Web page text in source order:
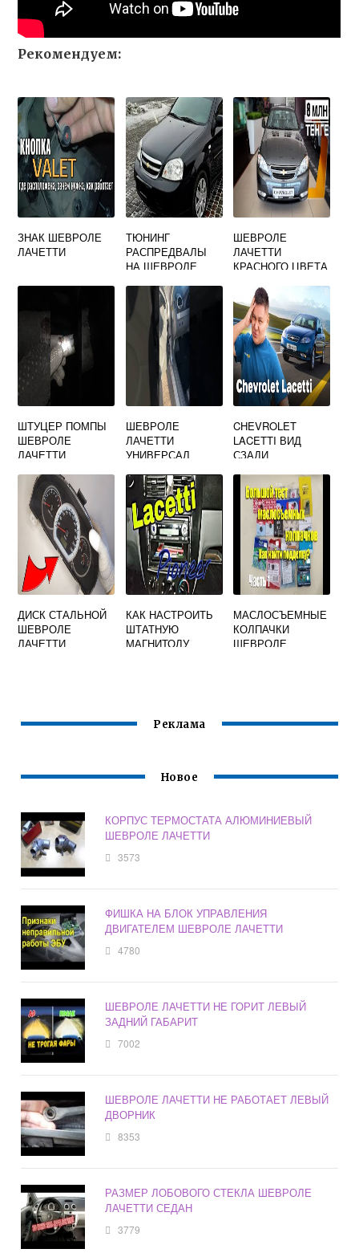
Рекомендуем:
ЗНАК ШЕВРОЛЕ
ЛАЧЕТТИ
ТЮНИНГ
РАСПРЕДВАЛЫ
НА ШЕВРОЛЕ
ШЕВРОЛЕ
ЛАЧЕТТИ
КРАСНОГО ЦВЕТА
ШТУЦЕР ПОМПЫ
ШЕВРОЛЕ
ЛАЧЕТТИ
ШЕВРОЛЕ
ЛАЧЕТТИ
УНИВЕРСАЛ
CHEVROLET
LACETTI ВИД
СЗАДИ
ДИСК СТАЛЬНОЙ
ШЕВРОЛЕ
ЛАЧЕТТИ
КАК НАСТРОИТЬ
ШТАТНУЮ
МАГНИТОЛУ
МАСЛОСЪЕМНЫЕ
КОЛПАЧКИ
ШЕВРОЛЕ
Реклама
Новое
КОРПУС ТЕРМОСТАТА АЛЮМИНИЕВЫЙ
ШЕВРОЛЕ ЛАЧЕТТИ
3573
ФИШКА НА БЛОК УПРАВЛЕНИЯ
ДВИГАТЕЛЕМ ШЕВРОЛЕ ЛАЧЕТТИ
4780
ШЕВРОЛЕ ЛАЧЕТТИ НЕ ГОРИТ ЛЕВЫЙ
ЗАДНИЙ ГАБАРИТ
7002
ШЕВРОЛЕ ЛАЧЕТТИ НЕ РАБОТАЕТ ЛЕВЫЙ
ДВОРНИК
8353
РАЗМЕР ЛОБОВОГО СТЕКЛА ШЕВРОЛЕ
ЛАЧЕТТИ СЕДАН
3779